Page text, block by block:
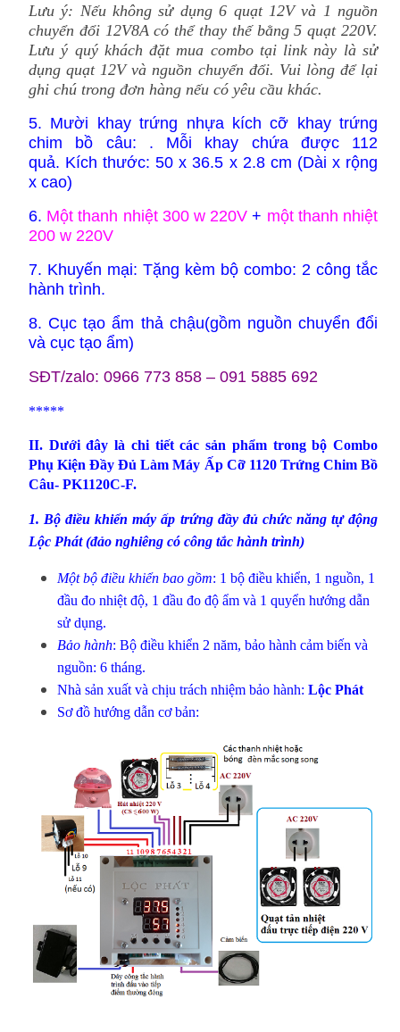
Lưu ý: Nếu không sử dụng 6 quạt 12V và 1 nguồn
chuyển đổi 12V8A có thể thay thế bằng 5 quạt 220V.
Lưu ý quý khách đặt mua combo tại link này là sử
dụng quạt 12V và nguồn chuyển đổi. Vui lòng để lại
ghi chú trong đơn hàng nếu có yêu cầu khác.
5. Mười khay trứng nhựa kích cỡ khay trứng
chim bồ câu: . Mỗi khay chứa được 112
quả. Kích thước: 50 x 36.5 x 2.8 cm (Dài x rộng
x cao)
6. Một thanh nhiệt 300 w 220V + một thanh nhiệt
200 w 220V
7. Khuyến mại: Tặng kèm bộ combo: 2 công tắc
hành trình.
8. Cục tạo ẩm thả chậu(gồm nguồn chuyển đổi
và cục tạo ẩm)
SĐT/zalo: 0966 773 858 – 091 5885 692
*****
II. Dưới đây là chi tiết các sản phẩm trong bộ Combo
Phụ Kiện Đầy Đủ Làm Máy Ấp Cỡ 1120 Trứng Chim Bồ
Câu- PK1120C-F.
1. Bộ điều khiển máy ấp trứngđầy đủ chức năng tự động
Lộc Phát (đảo nghiêng có công tắc hành trình)
Một bộ điều khiển bao gồm: 1 bộ điều khiển, 1 nguồn, 1
đầu đo nhiệt độ, 1 đầu đo độ ẩm và 1 quyển hướng dẫn
sử dụng.
Bảo hành: Bộ điều khiển 2 năm, bảo hành cảm biến và
nguồn: 6 tháng.
Nhà sản xuất và chịu trách nhiệm bảo hành: Lộc Phát
Sơ đồ hướng dẫn cơ bản: